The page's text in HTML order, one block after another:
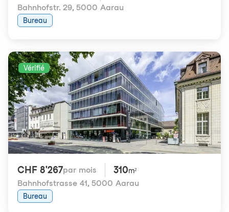
Bahnhofstr. 29, 5000 Aarau
Bureau
Vérifié
CHF 8'267par mois 310m²
Bahnhofstrasse 41, 5000 Aarau
Bureau